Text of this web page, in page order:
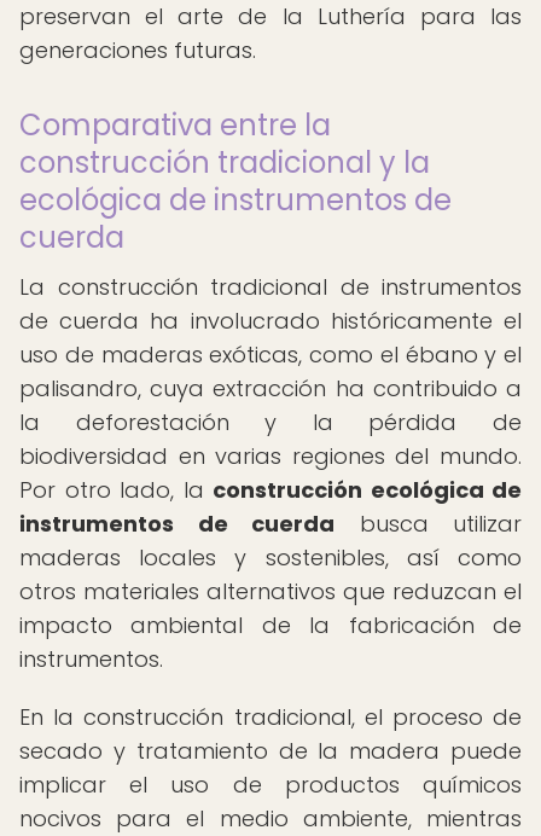
preservan el arte de la Luthería para las
generaciones futuras.
Comparativa entre la
construcción tradicional y la
ecológica de instrumentos de
cuerda
La construcción tradicional de instrumentos
de cuerda ha involucrado históricamente el
uso de maderas exóticas, como el ébano y el
palisandro, cuya extracción ha contribuido a
la deforestación y la pérdida de
biodiversidad en varias regiones del mundo.
Por otro lado, la construcción ecológica de
instrumentos de cuerda busca utilizar
maderas locales y sostenibles, así como
otros materiales alternativos que reduzcan el
impacto ambiental de la fabricación de
instrumentos.
En la construcción tradicional, el proceso de
secado y tratamiento de la madera puede
implicar el uso de productos químicos
nocivos para el medio ambiente, mientras